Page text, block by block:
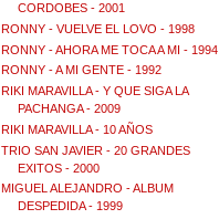
CORDOBES - 2001
RONNY - VUELVE EL LOVO - 1998
RONNY - AHORA ME TOCA A MI - 1994
RONNY - A MI GENTE - 1992
RIKI MARAVILLA - Y QUE SIGA LA
PACHANGA - 2009
RIKI MARAVILLA - 10 AÑOS
TRIO SAN JAVIER - 20 GRANDES
EXITOS - 2000
MIGUEL ALEJANDRO - ALBUM
DESPEDIDA - 1999